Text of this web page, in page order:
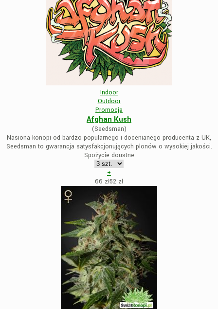
Indoor
Outdoor
Promocja
Afghan Kush
(Seedsman)
Nasiona konopi od bardzo popularnego i docenianego producenta z UK,
Seedsman to gwarancja satysfakcjonujących plonów o wysokiej jakości.
Spożycie doustne
+
66 zł52 zł